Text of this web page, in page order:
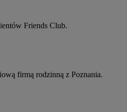
Friends Club.
firmą rodzinną z Poznania.